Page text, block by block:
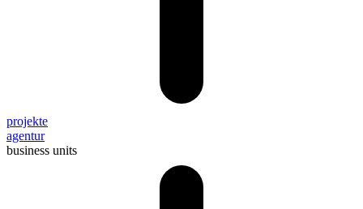
projekte
agentur
business units